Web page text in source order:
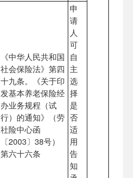
《中华人民共和国
社会保险法》第四
十九条。《关于印
发基本养老保险经
办业务规程（试
行）的通知》（劳
社险中心函
〔2003〕38号）
第六十六条
申
请
人
可
自
主
选
择
是
否
适
用
告
知